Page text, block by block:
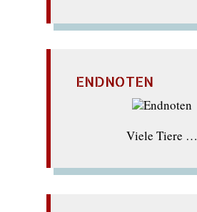
ENDNOTEN
Viele Tiere …